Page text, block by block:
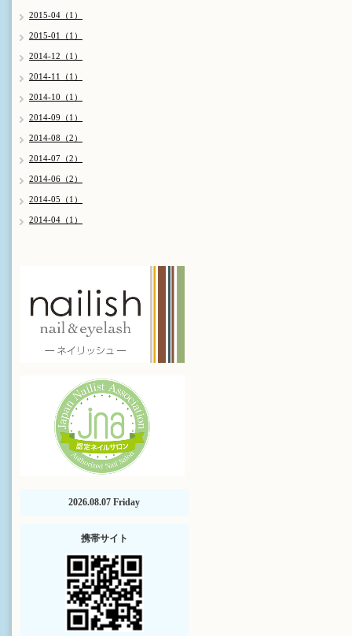
2015-04（1）
2015-01（1）
2014-12（1）
2014-11（1）
2014-10（1）
2014-09（1）
2014-08（2）
2014-07（2）
2014-06（2）
2014-05（1）
2014-04（1）
2026.08.07 Friday
携帯サイト